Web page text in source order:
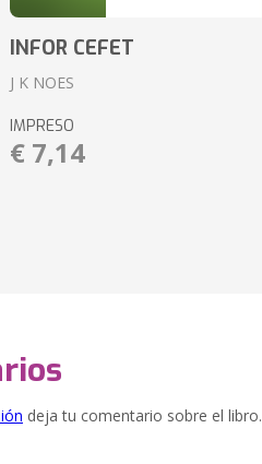
INFOR CEFET
J K NOES
IMPRESO
€ 7,14
deja tu comentario sobre el libro.